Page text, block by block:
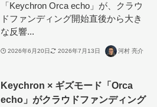
「Keychron Orca echo」が、クラウ
ドファンディング開始直後から大き
な反響...
2026年6月20日 2026年7月13日 河村 亮介
Keychron × ギズモード「Orca
echo」がクラウドファンディング